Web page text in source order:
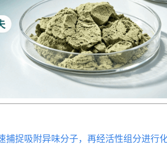
捉吸附异味分子，再经活性组分进行